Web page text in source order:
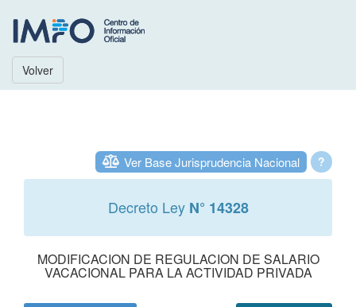
Volver
?
Ver Base Jurisprudencia Nacional
Decreto Ley N° 14328
MODIFICACION DE REGULACION DE SALARIO
VACACIONAL PARA LA ACTIVIDAD PRIVADA